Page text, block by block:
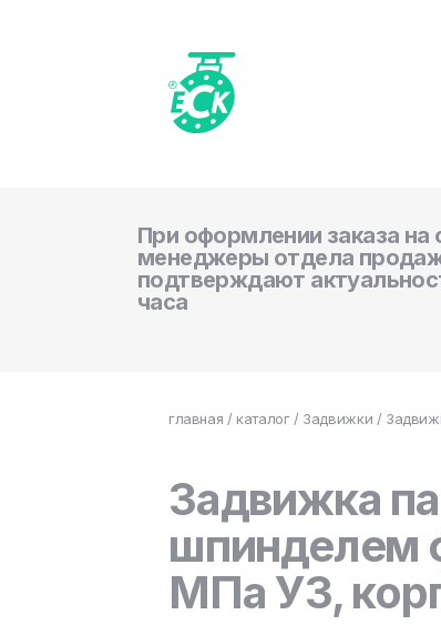
При оформлении заказа на
менеджеры отдела
подтверждают
часа
главная / каталог/ Задвижки /
Задвижка
шпинделем
МПа У3,